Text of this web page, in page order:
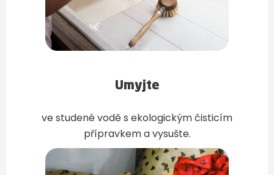
Umyjte
ve studené vodě s ekologickým čisticím
přípravkem a vysušte.